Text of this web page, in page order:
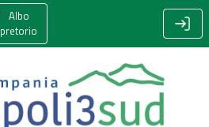
Albo
pretorio